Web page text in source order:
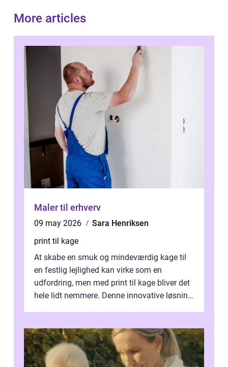
More articles
Maler til erhverv
09 may 2026
Sara Henriksen
print til kage
At skabe en smuk og mindeværdig kage til
en festlig lejlighed kan virke som en
udfordring, men med print til kage bliver det
hele lidt nemmere. Denne innovative løsning